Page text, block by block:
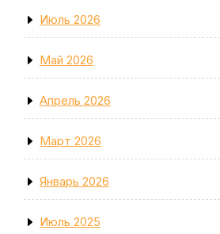
Июль 2026
Май 2026
Апрель 2026
Март 2026
Январь 2026
Июль 2025